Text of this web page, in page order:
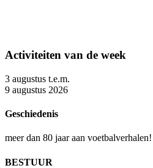
Activiteiten van de week
3 augustus t.e.m.
9 augustus 2026
Geschiedenis
meer dan 80 jaar aan voetbalverhalen!
BESTUUR